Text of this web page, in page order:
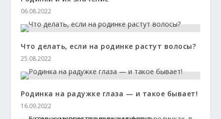
06.08.2022
Что делать, если на родинке растут волосы?
25.08.2022
Родинка на радужке глаза — и такое бывает!
16.09.2022